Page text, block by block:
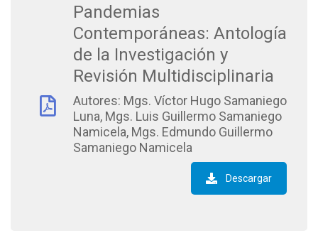
Pandemias
Contemporáneas: Antología
de la Investigación y
Revisión Multidisciplinaria
Autores: Mgs. Víctor Hugo Samaniego
Luna, Mgs. Luis Guillermo Samaniego
Namicela, Mgs. Edmundo Guillermo
Samaniego Namicela
Descargar